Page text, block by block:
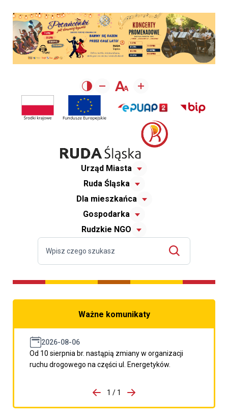
Urząd Miasta
Ruda Śląska
Dla mieszkańca
Gospodarka
Rudzkie NGO
Ważne komunikaty
2026-08-06
Od 10 sierpnia br. nastąpią zmiany w organizacji
ruchu drogowego na części ul. Energetyków.
porzpedniego komunikatu
1 / 1
Przejdź do następnego